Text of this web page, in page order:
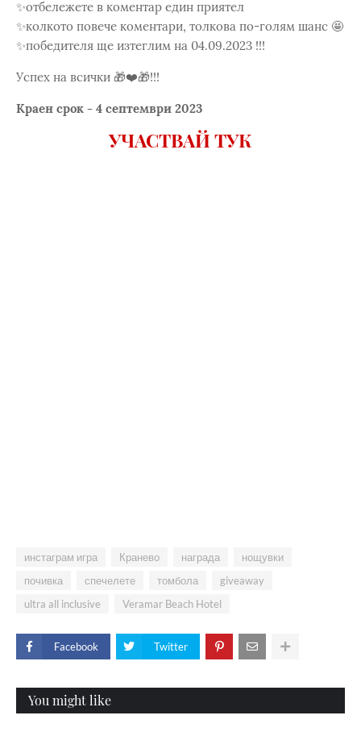
✨отбележете в коментар един приятел
✨колкото повече коментари, толкова по-голям шанс 🤩
✨победителя ще изтеглим на 04.09.2023 !!!
Успех на всички 🎁❤️🎁!!!
Краен срок - 4 септември 2023
УЧАСТВАЙ ТУК
инстаграм игра Кранево награда
нощувки
почивка
спечелете томбола
giveaway
ultra all inclusive
Veramar Beach Hotel
Facebook Twitter
You might like